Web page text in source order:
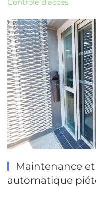
Contrôle d'accès
Maintenance
automatique